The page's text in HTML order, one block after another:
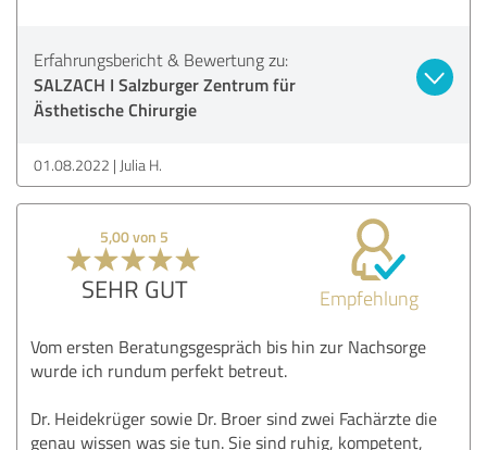
Erfahrungsbericht & Bewertung zu:
SALZACH I Salzburger Zentrum für
Ästhetische Chirurgie
01.08.2022 Julia H.
5,00 von 5
SEHR GUT Empfehlung
Vom ersten Beratungsgespräch bis hin zur Nachsorge
wurde ich rundum perfekt betreut.
Dr. Heidekrüger sowie Dr. Broer sind zwei Fachärzte die
genau wissen was sie tun. Sie sind ruhig, kompetent,